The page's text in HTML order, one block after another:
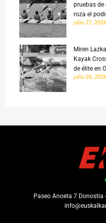
pruebas de
roza el
julio 27, 2026
Miren
Kayak
de élite en
julio 26, 2026
Paseo Anoeta 7 Donostia